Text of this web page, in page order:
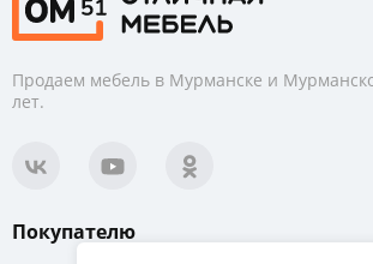
Продаем мебель в Мурманске и
лет.
Покупателю